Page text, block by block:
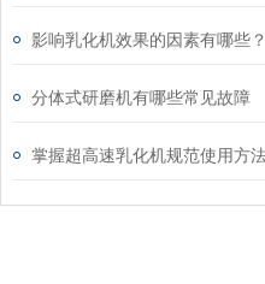
影响乳化机效果的因素有哪些？
分体式研磨机有哪些常见故障